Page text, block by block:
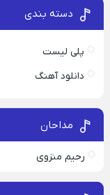
دسته بندی
پلی لیست
دانلود آهنگ
مداحان
رحیم منزوی